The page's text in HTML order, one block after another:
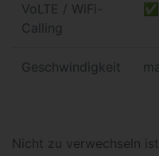
VoLTE / WiFi-
Calling
Geschwindigkeit
Nicht zu verwechseln